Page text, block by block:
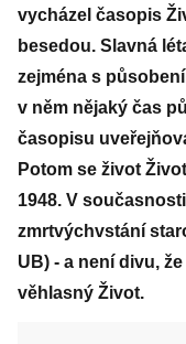
vycházel časopis
besedou. Slavná
zejména s
v něm nějaký čas
časopisu
Potom se život
1948. V
zmrtvýchvstání
UB) - a není divu,
věhlasný Život.